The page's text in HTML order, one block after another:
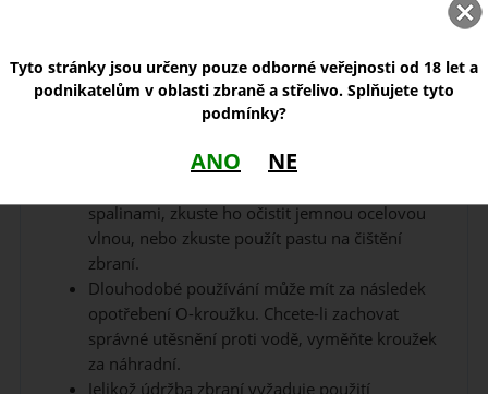
k poškození.
Fenix doporučuje používat pouze kvalitní
vyjměte baterii.
spalinami, zkuste ho očistit jemnou ocelovou
vlnou, nebo zkuste použít pastu na čištění
zbraní.
Dlouhodobé používání může mít za následek
opotřebení O-kroužku. Chcete-li zachovat
správné utěsnění proti vodě, vyměňte kroužek
za náhradní.
Jelikož údržba zbraní vyžaduje použití
Tyto stránky jsou určeny pouze odborné veřejnosti od 18 let a
podnikatelům v oblasti zbraně a střelivo. Splňujete tyto
podmínky?
ANO NE